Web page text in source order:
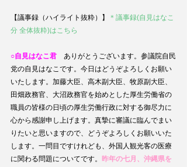
【議事録（ハイライト抜粋）】
＊議事録(自見はなこ
分 全体抜粋)はこちら
○自見はなこ君 ありがとうございます。参議院自民
党の自見はなこです。今日はどうぞよろしくお願い
いたします。加藤大臣、高木副大臣、牧原副大臣、
田畑政務官、大沼政務官を始めとした厚生労働省の
職員の皆様の日頃の厚生労働行政に対する御尽力に
心から感謝申し上げます。真摯に審議に臨んでまい
りたいと思いますので、どうぞよろしくお願いいた
します。一問目ですけれども、外国人観光客の医療
に関わる問題についてです。 昨年の七月、沖縄県を